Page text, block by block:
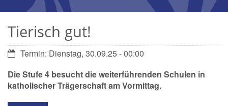
Tierisch gut!
Datum:Termin: Dienstag, 30.09.25 - 00:00
Die Stufe 4 besucht die weiterführenden Schulen in
katholischer Trägerschaft am Vormittag.